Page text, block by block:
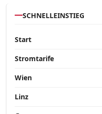
SCHNELLEINSTIEG
Start
Stromtarife
Wien
Linz